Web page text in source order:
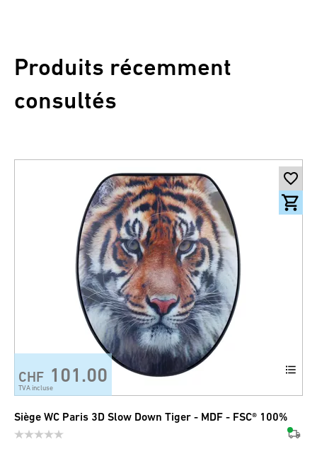
Produits récemment
consultés
CHF 101.00
TVA incluse
Siège WC Paris 3D Slow Down Tiger - MDF - FSC® 100%